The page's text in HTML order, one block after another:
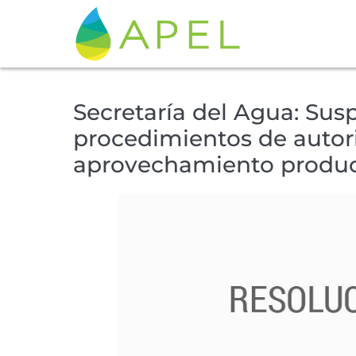
Secretaría del Agua:
procedimientos de
aprovechamiento